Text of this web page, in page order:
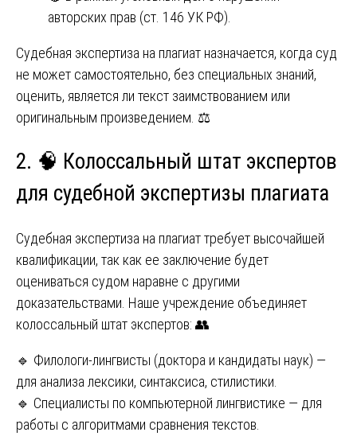
авторских прав (ст. 146 УК РФ).
Судебная экспертиза на плагиат назначается, когда суд
не может самостоятельно, без специальных знаний,
оценить, является ли текст заимствованием или
оригинальным произведением. ⚖️
2. 🧠 Колоссальный штат экспертов
для судебной экспертизы плагиата
Судебная экспертиза на плагиат требует высочайшей
квалификации, так как ее заключение будет
оцениваться судом наравне с другими
доказательствами. Наше учреждение объединяет
колоссальный штат экспертов: 👥
🔹 Филологи-лингвисты (доктора и кандидаты наук) —
для анализа лексики, синтаксиса, стилистики.
🔹 Специалисты по компьютерной лингвистике — для
работы с алгоритмами сравнения текстов.